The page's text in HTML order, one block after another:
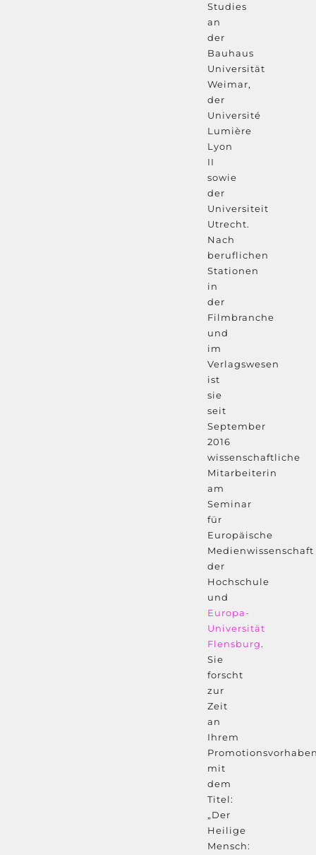
Studies
an
der
Bauhaus
Universität
Weimar,
der
Université
Lumière
Lyon
II
sowie
der
Universiteit
Utrecht.
Nach
beruflichen
Stationen
in
der
Filmbranche
und
im
Verlagswesen
ist
sie
seit
September
2016
wissenschaftliche
Mitarbeiterin
am
Seminar
für
Europäische
Medienwissenschaft
der
Hochschule
und
Europa-
Universität
Flensburg.
Sie
forscht
zur
Zeit
an
Ihrem
mit
dem
Titel:
„Der
Heilige
Mensch: